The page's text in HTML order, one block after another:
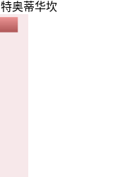
特奥蒂华坎